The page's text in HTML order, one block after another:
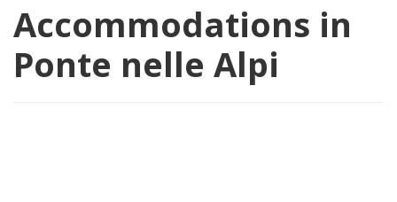
Accommodations in
Ponte nelle Alpi